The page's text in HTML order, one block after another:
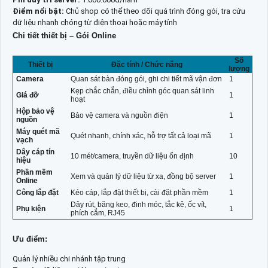
Điểm nổi bật: Chủ shop có thể theo dõi quá trình đóng gói, tra cứu
dữ liệu nhanh chóng từ điện thoại hoặc máy tính
Chi tiết thiết bị – Gói Online
Thiết bị Đặc tính / Chức năng
Số
lượng
Camera
Quan sát bàn đóng gói, ghi chi tiết mã vận đơn
1
Giá đỡ
Kẹp chắc chắn, điều chỉnh góc quan sát linh
hoạt
1
Hộp bảo vệ
nguồn
Bảo vệ camera và nguồn điện
1
Máy quét mã
vạch
Quét nhanh, chính xác, hỗ trợ tất cả loại mã
1
Dây cáp tín
hiệu
10 mét/camera, truyền dữ liệu ổn định
10
Phần mềm
Online
Xem và quản lý dữ liệu từ xa, đồng bộ server
1
Công lắp đặt
Kéo cáp, lắp đặt thiết bị, cài đặt phần mềm
1
Phụ kiện
Dây rút, băng keo, đinh móc, tắc kê, ốc vít,
phích cắm, RJ45
1
Ưu điểm:
Quản lý nhiều chi nhánh tập trung